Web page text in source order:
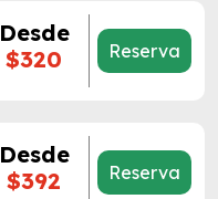
Desde
$320
Reserva
Desde
$392
Reserva